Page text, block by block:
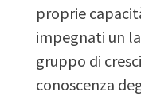
proprie
impegnati un
gruppo di
conoscenza